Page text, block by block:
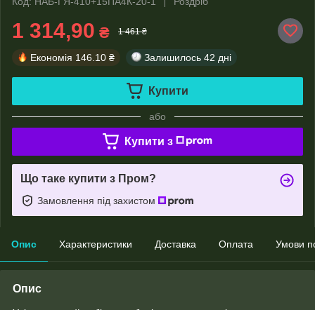
1 314,90 ₴ 1 461 ₴
Економія 146.10 ₴ Залишилось 42 дні
Купити
або
Купити з
Що таке купити з Пром?
Замовлення під захистом
Опис Характеристики Доставка Оплата Умови
Опис